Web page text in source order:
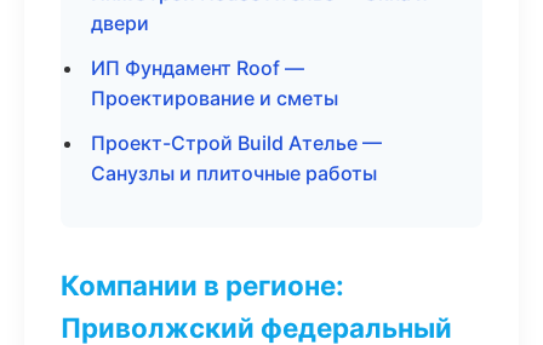
двери
ИП Фундамент Roof —
Проектирование и сметы
Проект-Строй Build Ателье —
Санузлы и плиточные работы
Компании в регионе:
Приволжский федеральный